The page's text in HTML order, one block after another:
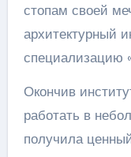
стопам своей
архитектурный
специализацию
Окончив
работать в
получила